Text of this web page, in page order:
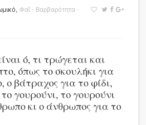
, Φαΐ· Βαρβαρότητα ·
ό, τι τρώγεται και
όπως το σκουλήκι για
ο βάτραχος για το φίδι,
γουρούνι, το γουρούνι
κι ο άνθρωπος για το